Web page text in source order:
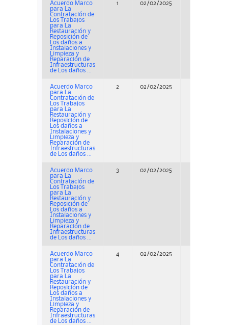
Acuerdo Marco
para La
Contratación de
Los Trabajos
para La
Restauración y
Reposición de
Los daños a
Instalaciones y
Limpieza y
Reparación de
Infraestructuras
de Los daños ...
1 02/02/2025
Acuerdo Marco
para La
Contratación de
Los Trabajos
para La
Restauración y
Reposición de
Los daños a
Instalaciones y
Limpieza y
Reparación de
Infraestructuras
de Los daños ...
2 02/02/2025
Acuerdo Marco
para La
Contratación de
Los Trabajos
para La
Restauración y
Reposición de
Los daños a
Instalaciones y
Limpieza y
Reparación de
Infraestructuras
de Los daños ...
3 02/02/2025
Acuerdo Marco
para La
Contratación de
Los Trabajos
para La
Restauración y
Reposición de
Los daños a
Instalaciones y
Limpieza y
Reparación de
Infraestructuras
de Los daños ...
4 02/02/2025